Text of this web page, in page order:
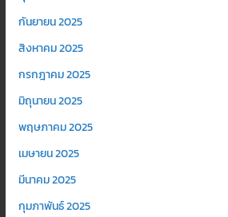
กันยายน 2025
สิงหาคม 2025
กรกฎาคม 2025
มิถุนายน 2025
พฤษภาคม 2025
เมษายน 2025
มีนาคม 2025
กุมภาพันธ์ 2025